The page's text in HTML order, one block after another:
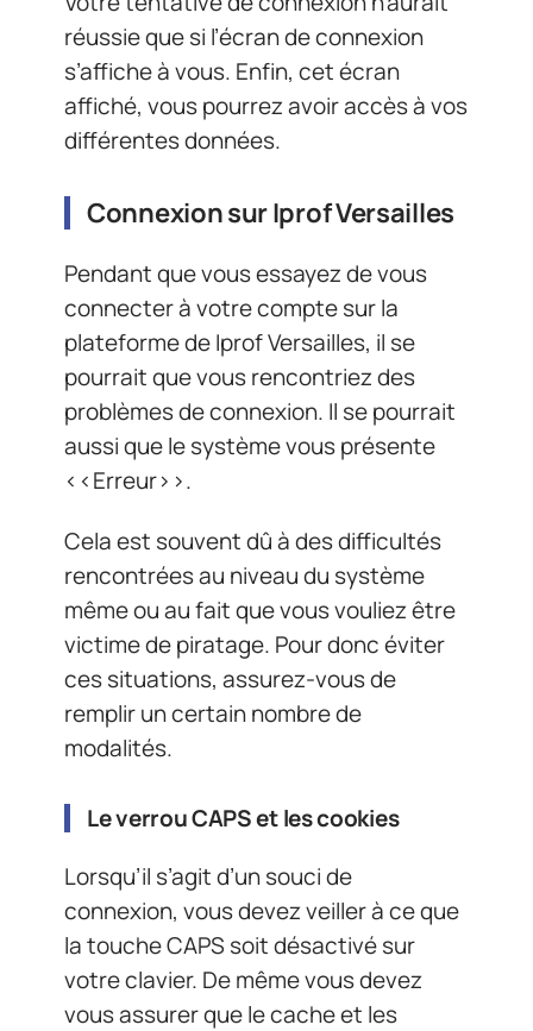
réussie que si l’écran de connexion
s’affiche à vous. Enfin, cet écran
affiché, vous pourrez avoir accès à vos
différentes données.
Connexion sur Iprof Versailles
Pendant que vous essayez de vous
connecter à votre compte sur la
plateforme de Iprof Versailles, il se
pourrait que vous rencontriez des
problèmes de connexion. Il se pourrait
aussi que le système vous présente
<<Erreur>>.
Cela est souvent dû à des difficultés
rencontrées au niveau du système
même ou au fait que vous vouliez être
victime de piratage. Pour donc éviter
ces situations, assurez-vous de
remplir un certain nombre de
modalités.
Le verrou CAPS et les cookies
Lorsqu’il s’agit d’un souci de
connexion, vous devez veiller à ce que
la touche CAPS soit désactivé sur
votre clavier. De même vous devez
vous assurer que le cache et les